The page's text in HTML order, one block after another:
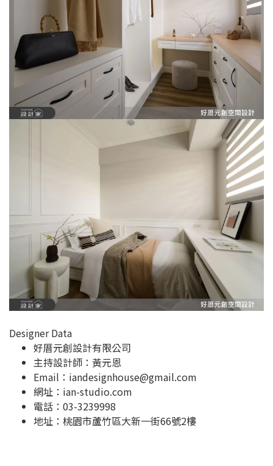
Designer Data
好厝元創設計有限公司
主持設計師：黃元恩
Email： iandesignhouse@gmail.com
網址： ian-studio.com
電話：03-3239998
地址： 桃園市蘆竹區大新一街66號2樓